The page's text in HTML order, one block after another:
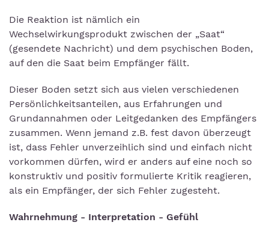
Die Reaktion ist nämlich ein
Wechselwirkungsprodukt zwischen der „Saat“
(gesendete Nachricht) und dem psychischen Boden,
auf den die Saat beim Empfänger fällt.
Dieser Boden setzt sich aus vielen verschiedenen
Persönlichkeitsanteilen, aus Erfahrungen und
Grundannahmen oder Leitgedanken des Empfängers
zusammen. Wenn jemand z.B. fest davon überzeugt
ist, dass Fehler unverzeihlich sind und einfach nicht
vorkommen dürfen, wird er anders auf eine noch so
konstruktiv und positiv formulierte Kritik reagieren,
als ein Empfänger, der sich Fehler zugesteht.
Wahrnehmung - Interpretation - Gefühl